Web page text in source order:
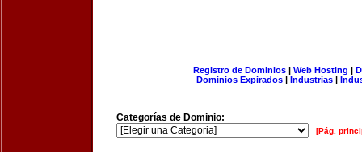
Registro de Dominios| Web Hosting |
Dominios Expirados | Industrias |
Categorías de Dominio:
[Pág.